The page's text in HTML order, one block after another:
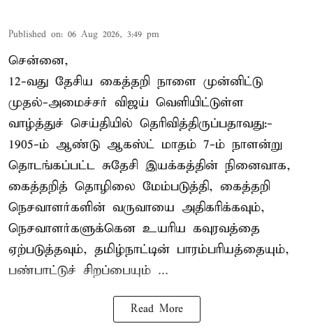
Published on: 06 Aug 2026, 3:49 pm
சென்னை,
12-வது தேசிய கைத்தறி நாளை முன்னிட்டு
முதல்-அமைச்சர் விஜய் வெளியிட்டுள்ள
வாழ்த்துச் செய்தியில் தெரிவித்திருப்பதாவது:-
1905-ம் ஆண்டு ஆகஸ்ட் மாதம் 7-ம் நாளன்று
தொடங்கப்பட்ட சுதேசி இயக்கத்தின் நினைவாக,
கைத்தறித் தொழிலை மேம்படுத்தி, கைத்தறி
நெசவாளர்களின் வருவாயை அதிகரிக்கவும்,
நெசவாளர்களுக்கென உயரிய கவுரவத்தை
ஏற்படுத்தவும், தமிழ்நாட்டின் பாரம்பரியத்தையும்,
பண்பாட்டுச் சிறப்பையும் ...
Read More